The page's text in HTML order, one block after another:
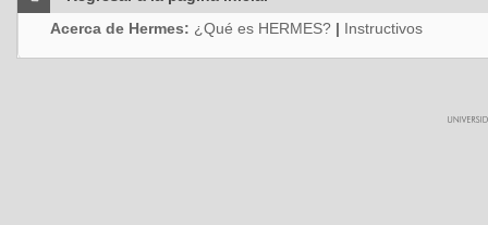
Acerca de Hermes: ¿Qué es HERMES? | Instructivos